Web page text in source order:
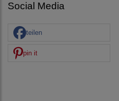
Social Media
teilen
pin it